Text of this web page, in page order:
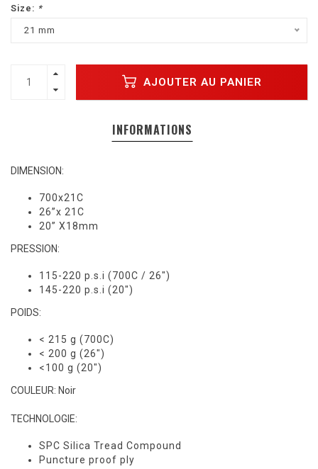
Size: *
21 mm
AJOUTER AU PANIER
INFORMATIONS
DIMENSION:
700x21C
26”x 21C
20” X18mm
PRESSION:
115-220 p.s.i (700C / 26")
145-220 p.s.i (20")
POIDS:
< 215 g (700C)
< 200 g (26")
<100 g (20")
COULEUR: Noir
TECHNOLOGIE:
SPC Silica Tread Compound
Puncture proof ply